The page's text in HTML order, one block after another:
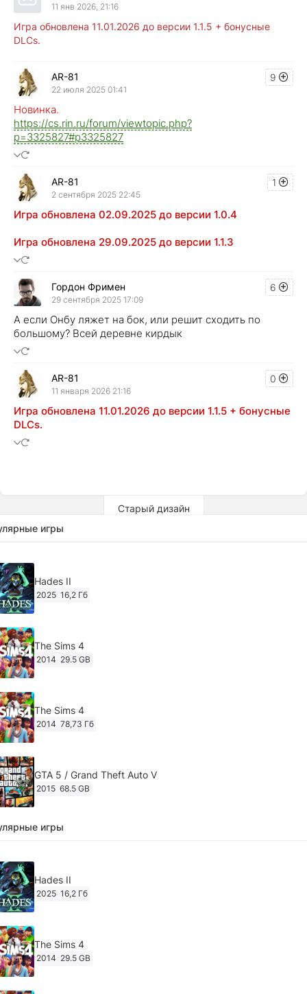
11 янв 2026, 21:16
Игра обновлена 11.01.2026 до версии 1.1.5 + бонусные
DLCs.
9
AR-81
22 июля 2025 01:41
Новинка.
https://cs.rin.ru/forum/viewtopic.php?
p=3325827#p3325827
1
AR-81
2 сентября 2025 22:45
Игра обновлена 02.09.2025 до версии 1.0.4
Игра обновлена 29.09.2025 до версии 1.1.3
6
Гордон Фримен
29 сентября 2025 17:09
А если Онбу ляжет на бок, или решит сходить по
большому? Всей деревне кирдык
0
AR-81
11 января 2026 21:16
Игра обновлена 11.01.2026 до версии 1.1.5 + бонусные
DLCs.
Старый дизайн
игры
Hades II
2025 16,2 Гб
The Sims 4
2014 29.5 GB
The Sims 4
2014 78,73 Гб
GTA 5 / Grand Theft Auto V
2015 68.5 GB
Ghost of Tsushima: Director's Cut v.1053.8.1023.1614
Ghost of Tsushima: Director's Cut v.1053.9.0623.1807
игры
Hades II
2025 16,2 Гб
The Sims 4
2014 29.5 GB